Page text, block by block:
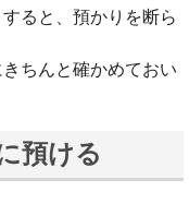
ると、預かりを断ら
ちんと確かめておい
預ける